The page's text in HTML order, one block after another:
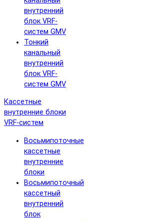
внутренний
блок VRF-
систем GMV
Тонкий
канальный
внутренний
блок VRF-
систем GMV
Кассетные
внутренние блоки
VRF-систем
Восьмипоточные
кассетные
внутренние
блоки
Восьмипоточный
кассетный
внутренний
блок